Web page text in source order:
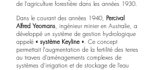
de l'agriculture forestière dans les années 1930.
Dans le courant des années 1940, Percival
Alfred Yeomans, ingénieur minier en Australie, a
développé un système de gestion hydrologique
appelé « système Keyline ». Ce concept
permettait l'augmentation de la fertilité des terres
au travers d’aménagements complexes de
systèmes d’irrigation et de stockage de l’eau